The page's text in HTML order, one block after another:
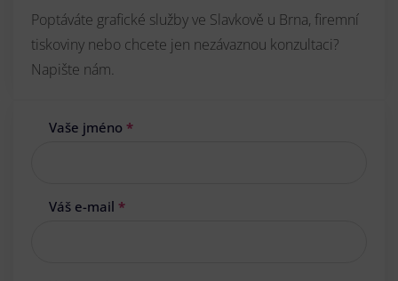
Poptáváte grafické služby ve Slavkově u Brna, firemní
tiskoviny nebo chcete jen nezávaznou konzultaci?
Napište nám.
Vaše jméno *
Váš e-mail *